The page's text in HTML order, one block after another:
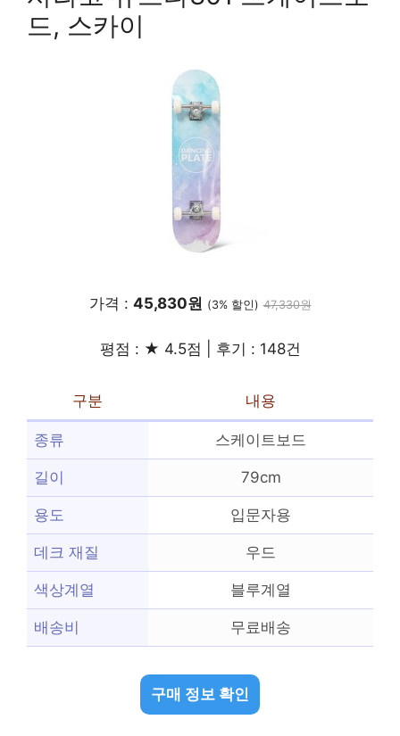
드, 스카이
가격 : 45,830원 (3% 할인) 47,330원
평점 : ★ 4.5점 | 후기 : 148건
구분 내용
종류 스케이트보드
길이 79cm
용도 입문자용
데크 재질 우드
색상계열 블루계열
배송비 무료배송
구매 정보 확인